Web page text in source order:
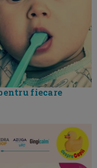
fiecare